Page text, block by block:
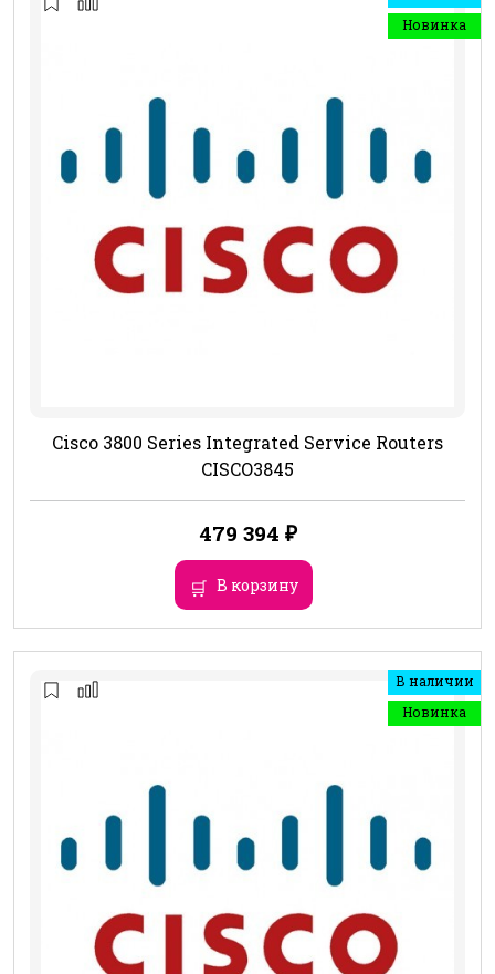
Новинка
Cisco 3800 Series Integrated Service Routers
CISCO3845
479 394 ₽
В корзину
В наличии
Новинка